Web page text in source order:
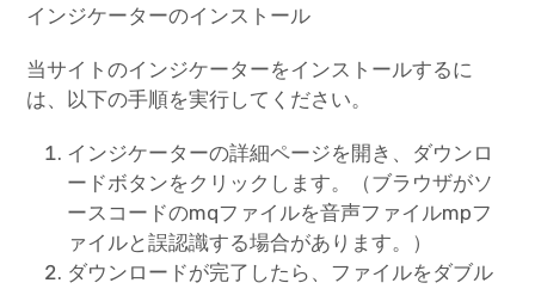
インジケーターのインストール
当サイトのインジケーターをインストールするに
は、以下の手順を実行してください。
インジケーターの詳細ページを開き、ダウンロ
ードボタンをクリックします。（ブラウザがソ
ースコードのmqファイルを音声ファイルmpフ
ァイルと誤認識する場合があります。）
ダウンロードが完了したら、ファイルをダブル